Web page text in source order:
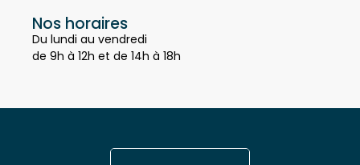
Nos horaires
Du lundi au vendredi